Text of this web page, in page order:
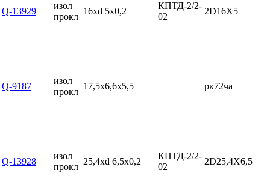
Q-13929
изол
прокл
16xd 5x0,2
КПТД-2/2-
02
2D16X5
Q-9187
изол
прокл
17,5x6,6x5,5 рк72ча
Q-13928
изол
прокл
25,4xd 6,5x0,2
КПТД-2/2-
02
2D25,4X6,5